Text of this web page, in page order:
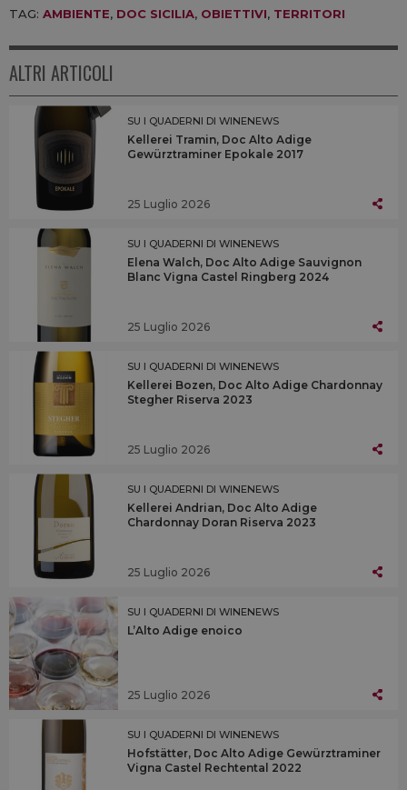
TAG: AMBIENTE, DOC SICILIA, OBIETTIVI, TERRITORI
ALTRI ARTICOLI
SU I QUADERNI DI WINENEWS
Kellerei Tramin, Doc Alto Adige
Gewürztraminer Epokale 2017
25 Luglio 2026
SU I QUADERNI DI WINENEWS
Elena Walch, Doc Alto Adige Sauvignon
Blanc Vigna Castel Ringberg 2024
25 Luglio 2026
SU I QUADERNI DI WINENEWS
Kellerei Bozen, Doc Alto Adige Chardonnay
Stegher Riserva 2023
25 Luglio 2026
SU I QUADERNI DI WINENEWS
Kellerei Andrian, Doc Alto Adige
Chardonnay Doran Riserva 2023
25 Luglio 2026
SU I QUADERNI DI WINENEWS
L’Alto Adige enoico
25 Luglio 2026
SU I QUADERNI DI WINENEWS
Hofstätter, Doc Alto Adige Gewürztraminer
Vigna Castel Rechtental 2022